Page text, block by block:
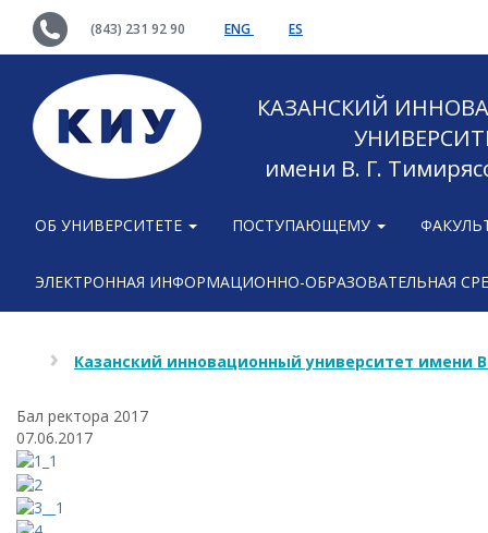
(843) 231 92 90 ENG ES
КАЗАНСКИЙ
имени В. Г.
ОБ УНИВЕРСИТЕТЕ ПОСТУПАЮЩЕМУ
ЭЛЕКТРОННАЯ ИНФОРМАЦИОННО-ОБРАЗОВАТЕЛЬНАЯ
Казанский инновационный университет имени
Бал ректора 2017
07.06.2017